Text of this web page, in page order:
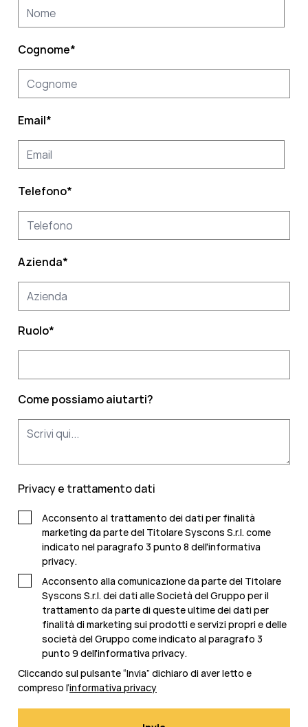
Cognome*
Email*
Telefono*
Azienda*
Ruolo*
Come possiamo aiutarti?
Privacy e trattamento dati
Acconsento al trattamento dei dati per finalità
marketing da parte del Titolare Syscons S.r.l. come
indicato nel paragrafo 3 punto 8 dell'informativa
privacy.
Acconsento alla comunicazione da parte del Titolare
Syscons S.r.l. dei dati alle Società del Gruppo per il
trattamento da parte di queste ultime dei dati per
finalità di marketing sui prodotti e servizi propri e delle
società del Gruppo come indicato al paragrafo 3
punto 9 dell'informativa privacy.
Cliccando sul pulsante “Invia” dichiaro di aver letto e
compreso l’informativa privacy